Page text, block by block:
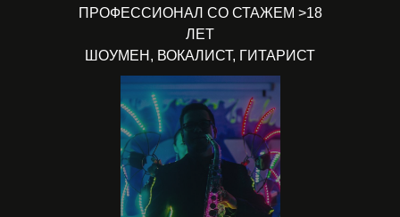
ПРОФЕССИОНАЛ СО СТАЖЕМ >18
ЛЕТ
ШОУМЕН, ВОКАЛИСТ, ГИТАРИСТ